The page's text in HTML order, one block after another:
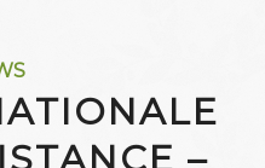
–